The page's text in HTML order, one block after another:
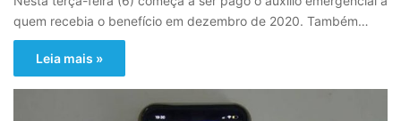
quem recebia o benefício em dezembro de 2020. Também…
Leia mais »